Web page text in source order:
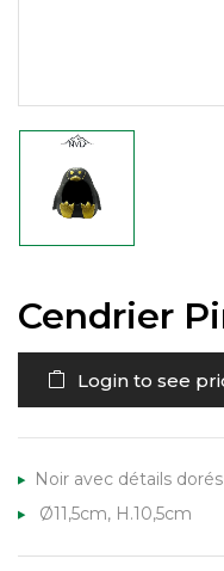
Cendrier
Login to see
Noir avec détails dorés
Ø11,5cm, H.10,5cm